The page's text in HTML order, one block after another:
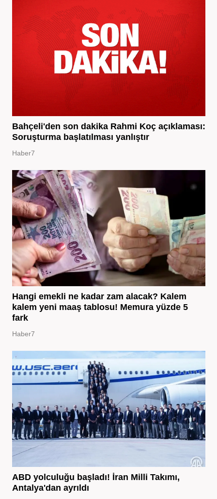
Bahçeli'den son dakika Rahmi Koç açıklaması:
Soruşturma başlatılması yanlıştır
Haber7
Hangi emekli ne kadar zam alacak? Kalem
kalem yeni maaş tablosu! Memura yüzde 5
fark
Haber7
ABD yolculuğu başladı! İran Milli Takımı,
Antalya'dan ayrıldı